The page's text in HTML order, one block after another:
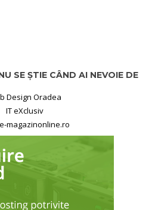
SE ȘTIE CÂND AI NEVOIE DE
Design Oradea
IT eXclusiv
magazinonline.ro